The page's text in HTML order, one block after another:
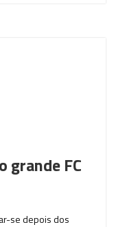
grande FC
se depois dos